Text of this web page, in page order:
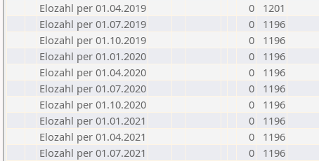
Elozahl per 01.04.2019
0
1201
Elozahl per 01.07.2019
0
1196
Elozahl per 01.10.2019
0
1196
Elozahl per 01.01.2020
0
1196
Elozahl per 01.04.2020
0
1196
Elozahl per 01.07.2020
0
1196
Elozahl per 01.10.2020
0
1196
Elozahl per 01.01.2021
0
1196
Elozahl per 01.04.2021
0
1196
Elozahl per 01.07.2021
0
1196